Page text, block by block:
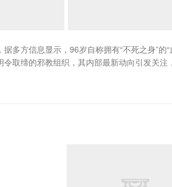
多方信息显示，96岁自称拥有“不死之身”的
令取缔的邪教组织，其内部最新动向引发关注